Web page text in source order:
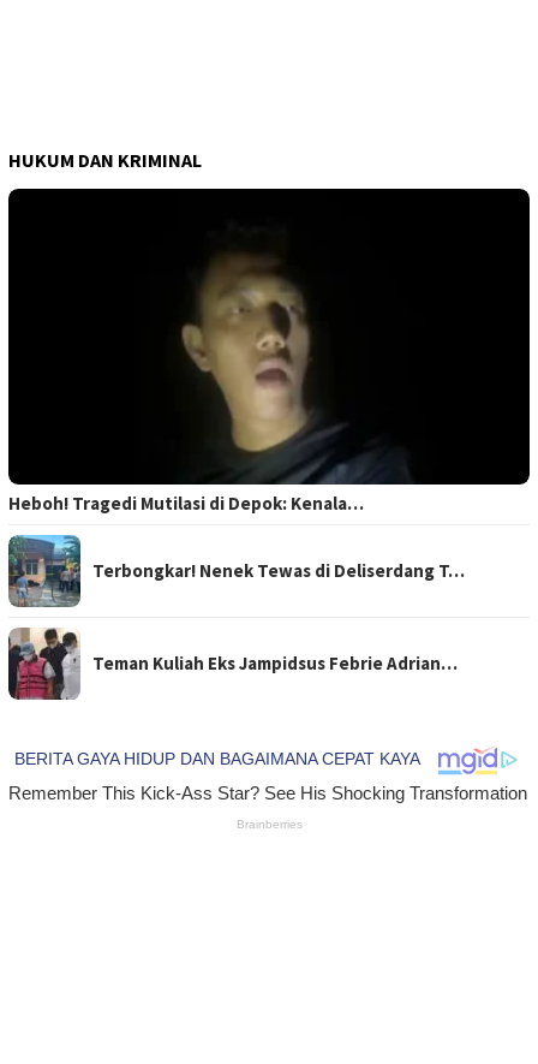
HUKUM DAN KRIMINAL
Heboh! Tragedi Mutilasi di Depok: Kenala…
Terbongkar! Nenek Tewas di Deliserdang T…
Teman Kuliah Eks Jampidsus Febrie Adrian…